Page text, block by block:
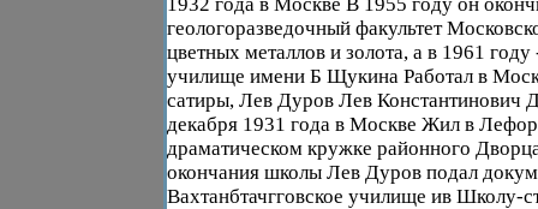
геологоразведочный факультет
цветных металлов и золота, а в 1961 году
училище имени Б Щукина Работал в
сатиры, Лев Дуров Лев Константинович
декабря 1931 года в Москве Жил в
драматическом кружке районного
окончания школы Лев Дуров подал
Вахтанбтачгговское училище ив Школу-